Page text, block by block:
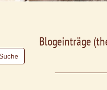
Blogeinträge